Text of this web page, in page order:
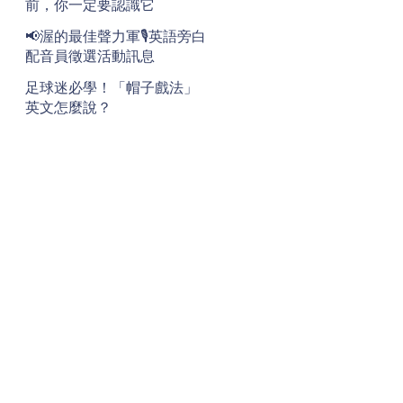
前，你一定要認識它
📢渥的最佳聲力軍🎙️英語旁白
配音員徵選活動訊息
足球迷必學！「帽子戲法」
英文怎麼說？